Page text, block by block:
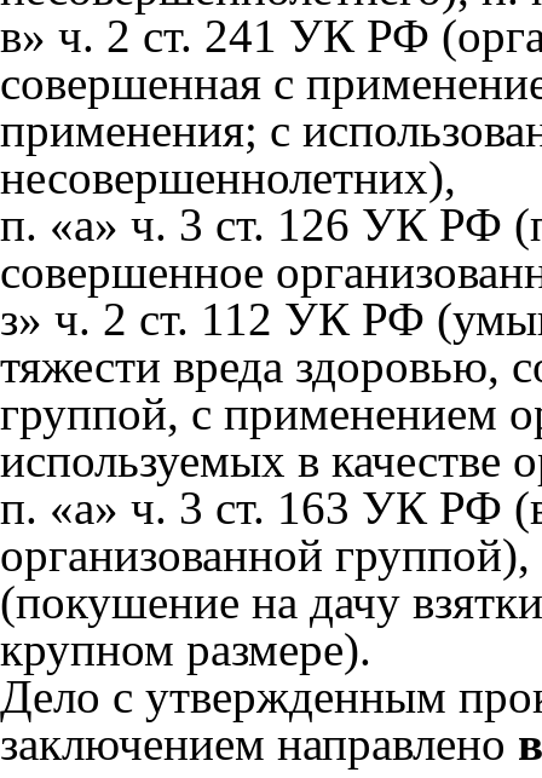
в» ч. 2 ст. 241 УК РФ
совершенная с
применения; с
несовершеннолетних),
п. «а» ч. 3 ст. 126 УК РФ
совершенное
з» ч. 2 ст. 112 УК РФ
тяжести вреда здоровью,
группой, с применением
используемых в качестве
п. «а» ч. 3 ст. 163 УК РФ
организованной
(покушение на дачу
крупном размере).
Дело с утвержденным
заключением направлено